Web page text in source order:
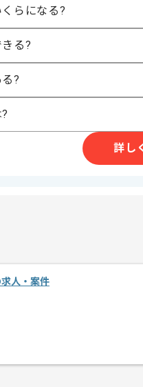
な品質管理とステークホルダー
ル
ECまたは物流領域でのテスト
不安がある方へ
を保有している企業ですので、
らになる?
る?
?
詳し
人・案件